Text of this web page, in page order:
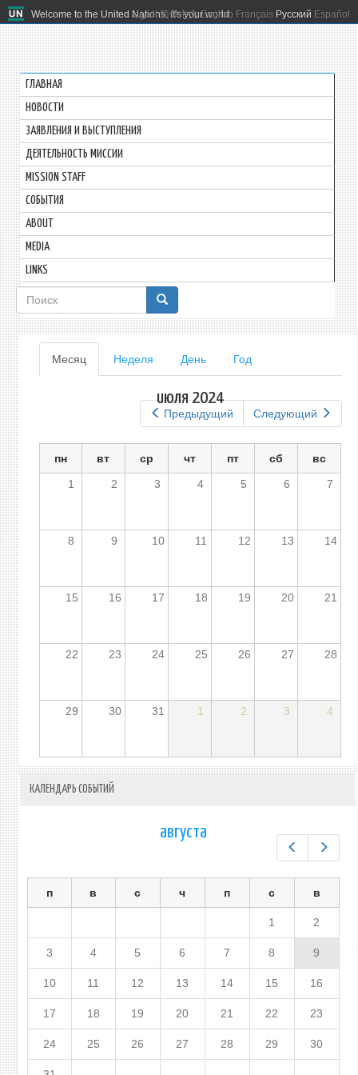
Welcome to the United Nations. It's your world.
العربية 简体中文 English Français Русский Español
ГЛАВНАЯ
HОВОСТИ
ЗАЯВЛЕНИЯ И ВЫСТУПЛЕНИЯ
ДЕЯТЕЛЬНОСТЬ МИССИИ
MISSION STAFF
СОБЫТИЯ
ABOUT
MEDIA
LINKS
Форма
поиска
Главные
вкладки
Месяц (активная
вкладка)
Неделя День Год
Предыдущий Следующий
июля 2024
пн вт ср чт пт сб
вс
1
2 3 4 5 6 7
8 9 10 11 12 13 14
15 16 17 18 19 20 21
22 23 24 25 26 27 28
29 30 31 1 2 3 4
КАЛЕНДАРЬ СОБЫТИЙ
августа
п в с ч п с в
1 2
3 4 5 6 7 8 9
10 11 12 13 14 15 16
17 18 19 20 21 22 23
24 25 26 27 28 29 30